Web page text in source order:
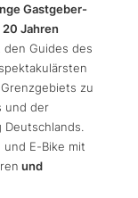
Gastgeber-
Jahren
den Guides des
zu
und der
E-Bike mit
und